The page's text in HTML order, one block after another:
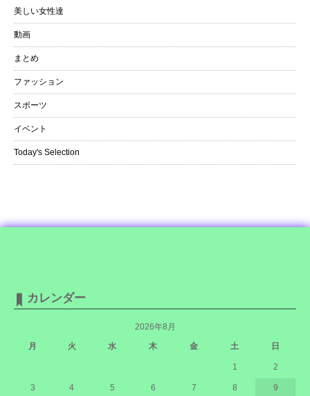
美しい女性達
動画
まとめ
ファッション
スポーツ
イベント
Today's Selection
カレンダー
2026年8月
月
火 水 木 金 土 日
1 2
3 4 5 6 7 8 9